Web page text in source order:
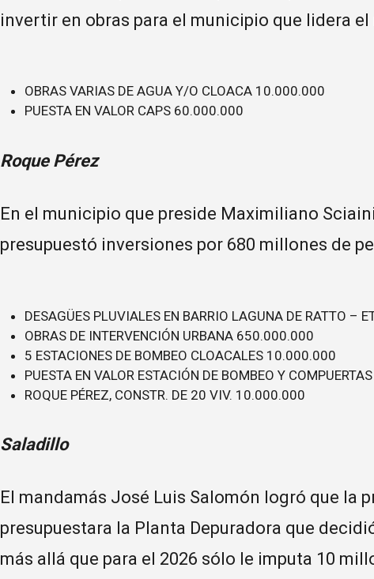
invertir en obras para el municipio que lidera
OBRAS VARIAS DE AGUA Y/O CLOACA 10.000.000
PUESTA EN VALOR CAPS 60.000.000
Roque Pérez
En el municipio que preside Maximiliano
presupuestó inversiones por 680 millones de
DESAGÜES PLUVIALES EN BARRIO LAGUNA DE RATTO –
OBRAS DE INTERVENCIÓN URBANA 650.000.000
5 ESTACIONES DE BOMBEO CLOACALES 10.000.000
PUESTA EN VALOR ESTACIÓN DE BOMBEO Y
ROQUE PÉREZ, CONSTR. DE 20 VIV. 10.000.000
Saladillo
El mandamás José Luis Salomón logró que la
presupuestara la Planta Depuradora que
más allá que para el 2026 sólo le imputa 10